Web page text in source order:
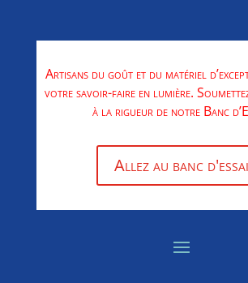
Artisans du goût et du matériel
votre savoir-faire en lumière.
à la rigueur de notre Banc
Allez au banc d'essai